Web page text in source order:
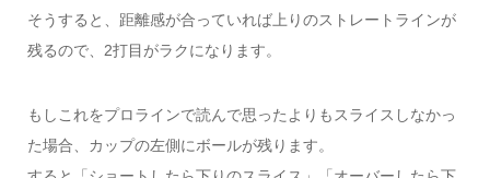
そうすると、距離感が合っていれば上りのストレートラインが
残るので、2打目がラクになります。
もしこれをプロラインで読んで思ったよりもスライスしなかっ
た場合、カップの左側にボールが残ります。